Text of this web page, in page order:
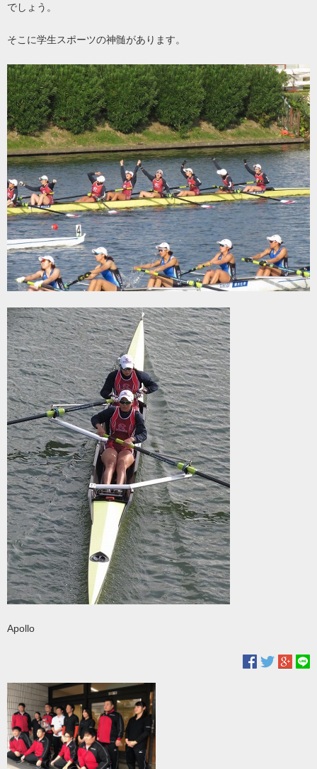
でしょう。
そこに学生スポーツの神髄があります。
Apollo